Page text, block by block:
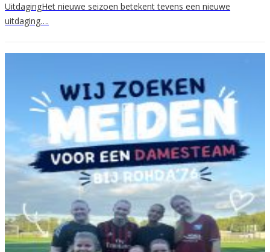
UitdagingHet nieuwe seizoen betekent tevens een nieuwe
uitdaging….